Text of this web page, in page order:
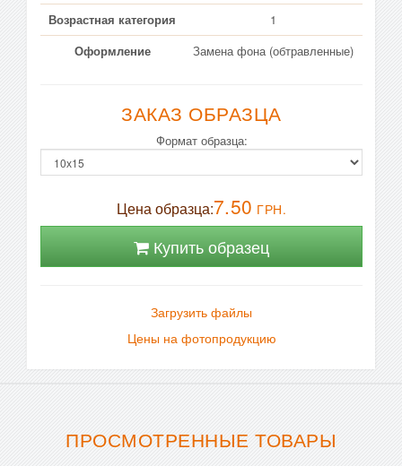
Возрастная категория
1
Оформление
Замена фона (обтравленные)
ЗАКАЗ ОБРАЗЦА
Формат образца:
Цена образца:7.50 ГРН.
Купить образец
Загрузить файлы
Цены на фотопродукцию
ПРОСМОТРЕННЫЕ ТОВАРЫ